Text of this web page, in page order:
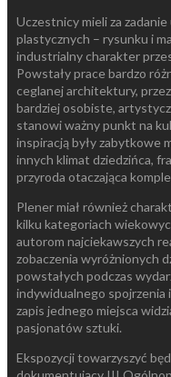
Uczestnicy mieli za
plastycznych – rysunku i
industrialny charakter
Powstały prace bardzo
ceglanej architektury,
bardziej osobiste,
stanowi ważny punkt na
inspiracją były zabytkowe
innych klimat dziedzińca,
przyroda otaczająca
Plener miał również
kilku kategoriach
autorom najciekawszych
zobaczenia wyróżnionych
powstałych podczas
indywidualnego spojrzenia
zapis jednego miejsca
pasjonatów sztuki.
Ekspozycji towarzyszyć